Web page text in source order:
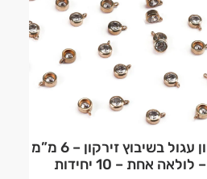
תליון עגול בשיבוץ זירקון – 6 מ”מ
– לולאה אחת – 10 יחידות